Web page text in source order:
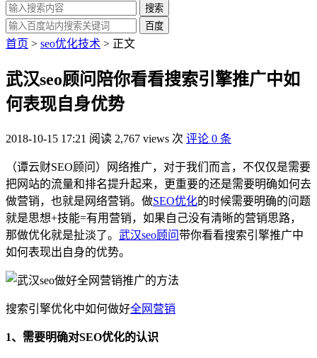
搜索
百度
首页 > seo优化技术 > 正文
武汉seo顾问陪你看看搜索引擎推广中如
何表现自身优势
2018-10-15 17:21 阅读 2,767 views 次 评论 0 条
（谭云财SEO顾问）网络推广，对于我们而言，不仅仅是需要
把网站的流量和排名提升起来，更重要的还是需要明确如何去
做营销，也就是网络营销。做SEO优化的时候需要明确的问题
就是思想+技能=有用营销，如果自己没有清晰的营销思路，
那做优化就是扯淡了。 武汉seo顾问带你看看搜索引擎推广中
如何表现出自身的优势。
搜索引擎优化中如何做好全网营销
1、需要明确对SEO优化的认识